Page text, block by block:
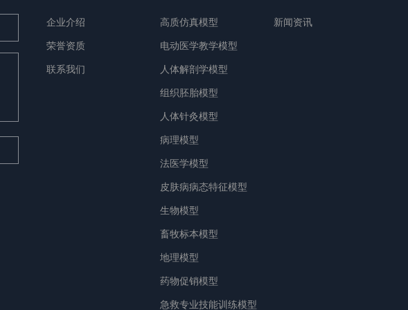
企业介绍
荣誉资质
联系我们
高质仿真模型
电动医学教学模型
人体解剖学模型
组织胚胎模型
人体针灸模型
病理模型
法医学模型
皮肤病病态特征模型
生物模型
畜牧标本模型
地理模型
药物促销模型
急救专业技能训练模型
新闻资讯